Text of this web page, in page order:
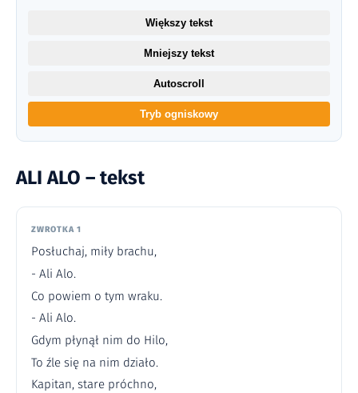
ALI ALO – tekst
ZWROTKA 1
Posłuchaj, miły brachu,
- Ali Alo.
Co powiem o tym wraku.
- Ali Alo.
Gdym płynął nim do Hilo,
To źle się na nim działo.
Kapitan, stare próchno,
Większy tekst
Mniejszy tekst
Autoscroll
Tryb ogniskowy